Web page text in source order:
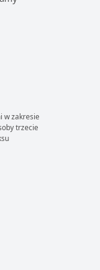
prestiż i
firmę;
entuzjastów
na drodze.
w zakresie
trzecie